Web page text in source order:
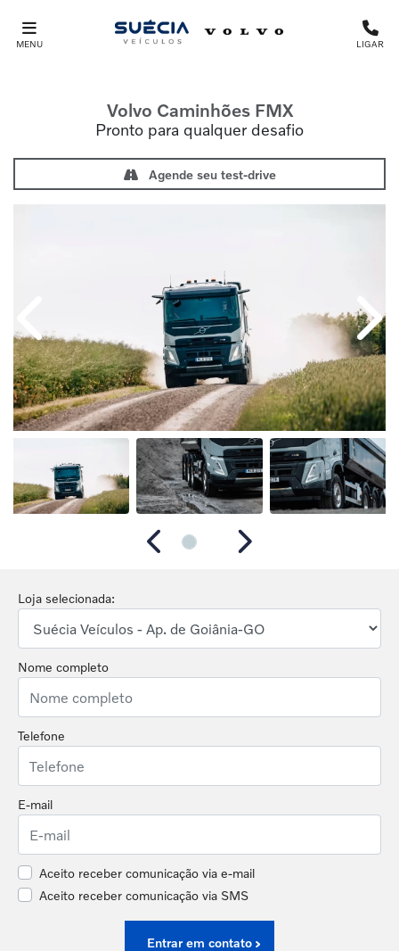
MENU LIGAR
Volvo CaminhõesFMX
Pronto para qualquer desafio
Agende seu test-drive
Loja selecionada:
Nome completo
Telefone
E-mail
Aceito receber comunicação via e-mail
Aceito receber comunicação via SMS
Entrar em contato
Anterior
Anterior Próximo